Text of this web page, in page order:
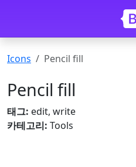
Icons Pencil fill
Pencil fill
태그: edit, write
카테고리: Tools